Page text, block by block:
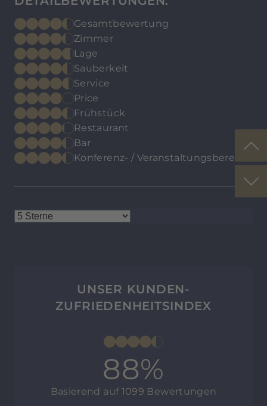
Gesamtbewertung
Zimmer
Lage
Sauberkeit
Service
Price
Frühstück
Restaurant
Bar
Konferenz- / Veranstaltungsbereich
UNSER KUNDEN-
ZUFRIEDENHEITSINDEX
88%
Basierend auf 1099 Bewertungen